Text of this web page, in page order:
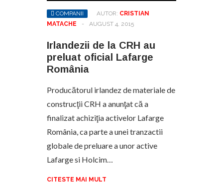
COMPANII AUTOR: CRISTIAN
MATACHE
- AUGUST 4, 2015
Irlandezii de la CRH au
preluat oficial Lafarge
România
Producătorul irlandez de materiale de
construcţii CRH a anunţat că a
finalizat achiziţia activelor Lafarge
România, ca parte a unei tranzactii
globale de preluare a unor active
Lafarge si Holcim…
CITESTE MAI MULT